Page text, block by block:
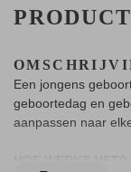
Een jongens
geboortedag en
aanpassen naar